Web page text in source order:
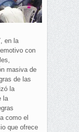
en la
con
masiva de
de las
la
la
como el
que ofrece